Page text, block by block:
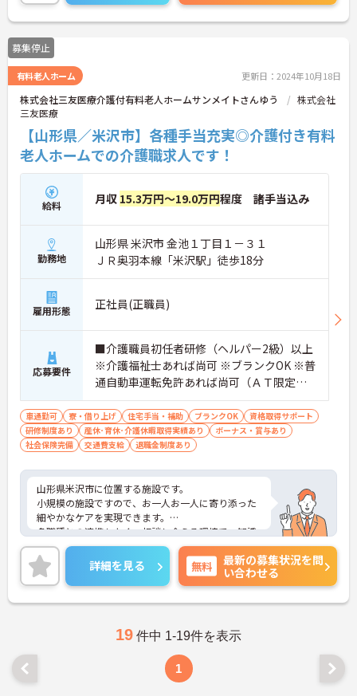
募集停止
有料老人ホーム 更新日：2024年10月18日
株式会社三友医療介護付有料老人ホームサンメイトさんゆう
株式会社
三友医療
【山形県／米沢市】各種手当充実◎介護付き有料
老人ホームでの介護職求人です！
給料 月収 15.3万円～19.0万円程度 諸手当込み
勤務地
山形県 米沢市 金池１丁目１－３１
ＪＲ奥羽本線「米沢駅」徒歩18分
雇用形態 正社員(正職員)
応募要件
■介護職員初任者研修（ヘルパー2級）以上
※介護福祉士あれば尚可 ※ブランクOK ※普
通自動車運転免許あれば尚可（ＡＴ限定
可）
車通勤可 寮・借り上げ 住宅手当・補助 ブランクOK
資格取得サポート
研修制度あり
産休･育休･介護休暇取得実績あり
ボーナス・賞与あり
社会保険完備
交通費支給 退職金制度あり
山形県米沢市に位置する施設です。
小規模の施設ですので、お一人お一人に寄り添った
細やかなケアを実現できます。
多職種との連携もよく、相談し合える環境で、知識
の取得等スキルアップも目指せます。
ご興味ある方には、面接対策ポイントなど、さらに
詳細をお話しいたしますのでお気軽にご相談くださ
い！
詳細を見る 無料
最新の募集状況を問
い合わせる
19 件中 1-19件を表示
1